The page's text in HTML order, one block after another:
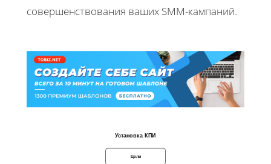
совершенствования ваших SMM-кампаний.
Установка КПИ
Цели